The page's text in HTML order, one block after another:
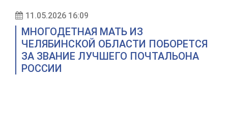
11.05.2026 16:09
МНОГОДЕТНАЯ МАТЬ ИЗ
ЧЕЛЯБИНСКОЙ ОБЛАСТИ ПОБОРЕТСЯ
ЗА ЗВАНИЕ ЛУЧШЕГО ПОЧТАЛЬОНА
РОССИИ